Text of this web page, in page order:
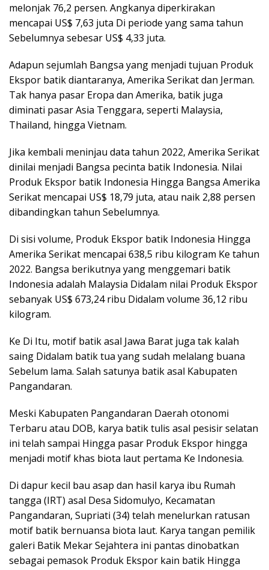
melonjak 76,2 persen. Angkanya diperkirakan
mencapai US$ 7,63 juta Di periode yang sama tahun
Sebelumnya sebesar US$ 4,33 juta.
Adapun sejumlah Bangsa yang menjadi tujuan Produk
Ekspor batik diantaranya, Amerika Serikat dan Jerman.
Tak hanya pasar Eropa dan Amerika, batik juga
diminati pasar Asia Tenggara, seperti Malaysia,
Thailand, hingga Vietnam.
Jika kembali meninjau data tahun 2022, Amerika Serikat
dinilai menjadi Bangsa pecinta batik Indonesia. Nilai
Produk Ekspor batik Indonesia Hingga Bangsa Amerika
Serikat mencapai US$ 18,79 juta, atau naik 2,88 persen
dibandingkan tahun Sebelumnya.
Di sisi volume, Produk Ekspor batik Indonesia Hingga
Amerika Serikat mencapai 638,5 ribu kilogram Ke tahun
2022. Bangsa berikutnya yang menggemari batik
Indonesia adalah Malaysia Didalam nilai Produk Ekspor
sebanyak US$ 673,24 ribu Didalam volume 36,12 ribu
kilogram.
Ke Di Itu, motif batik asal Jawa Barat juga tak kalah
saing Didalam batik tua yang sudah melalang buana
Sebelum lama. Salah satunya batik asal Kabupaten
Pangandaran.
Meski Kabupaten Pangandaran Daerah otonomi
Terbaru atau DOB, karya batik tulis asal pesisir selatan
ini telah sampai Hingga pasar Produk Ekspor hingga
menjadi motif khas biota laut pertama Ke Indonesia.
Di dapur kecil bau asap dan hasil karya ibu Rumah
tangga (IRT) asal Desa Sidomulyo, Kecamatan
Pangandaran, Supriati (34) telah menelurkan ratusan
motif batik bernuansa biota laut. Karya tangan pemilik
galeri Batik Mekar Sejahtera ini pantas dinobatkan
sebagai pemasok Produk Ekspor kain batik Hingga